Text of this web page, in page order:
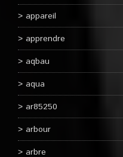
appareil
apprendre
aqbau
aqua
ar85250
arbour
arbre